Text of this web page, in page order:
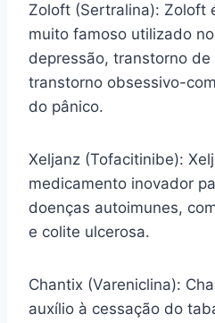
Zoloft (Sertralina): Zoloft
muito famoso utilizado
depressão, transtorno
transtorno obsessivo-
do pânico.
Xeljanz (Tofacitinibe):
medicamento inovador
doenças autoimunes,
e colite ulcerosa.
Chantix (Vareniclina):
auxílio à cessação do